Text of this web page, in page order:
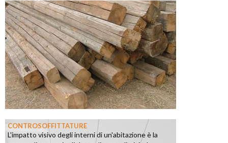
CONTROSOFFITTATURE
L'impatto visivo degli interni di un'abitazione è la